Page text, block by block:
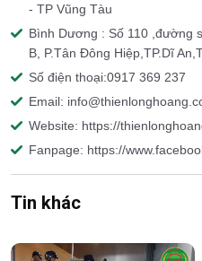
- TP Vũng Tàu
Bình Dương : Số 110 ,đường
B, P.Tân Đông Hiệp,TP.Dĩ
Số điện thoại:0917 369 237
Email:
Website: https://
Fanpage: https://
Tin khác